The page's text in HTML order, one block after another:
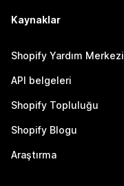
Kaynaklar
Shopify Yardım Merkezi
API belgeleri
Shopify Topluluğu
Shopify Blogu
Araştırma